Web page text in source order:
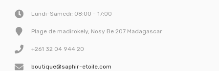
Lundi-Samedi: 08:00 - 17:00
Plage de madirokely, Nosy Be 207 Madagascar
+261 32 04 944 20
boutique@saphir-etoile.com